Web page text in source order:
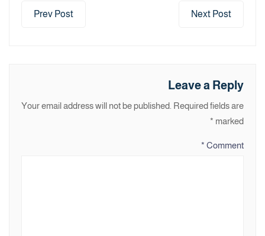
Prev Post Next Post
Leave a Reply
Your email address will not be published. Required fields are
marked
*
Comment
*